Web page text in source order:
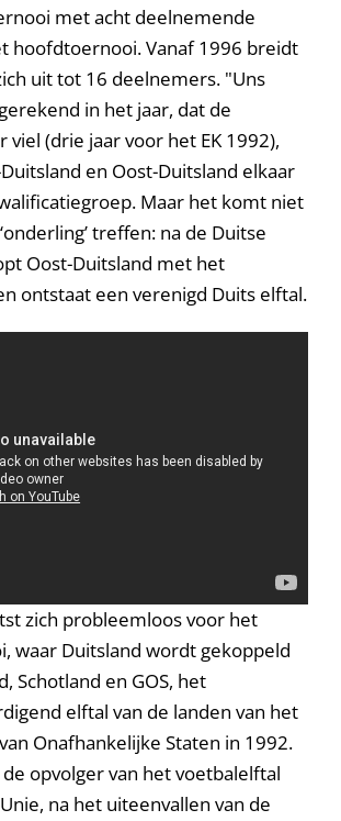
met acht deelnemende
hoofdtoernooi. Vanaf 1996 breidt
uit tot 16 deelnemers. "Uns
in het jaar, dat de
viel (drie jaar voor het EK 1992),
en Oost-Duitsland elkaar
Maar het komt niet
treffen: na de Duitse
Oost-Duitsland met het
ontstaat een verenigd Duits elftal.
zich probleemloos voor het
waar Duitsland wordt gekoppeld
Schotland en GOS, het
elftal van de landen van het
Onafhankelijke Staten in 1992.
opvolger van het voetbalelftal
na het uiteenvallen van de